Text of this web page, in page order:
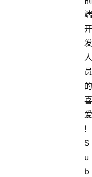
端
开
发
人
员
的
喜
爱
!
S
u
b